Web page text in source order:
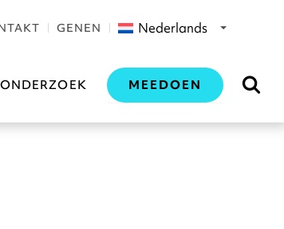
GENEN Nederlands
ONDERZOEK MEEDOEN